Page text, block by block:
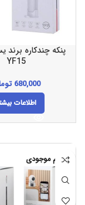
پنکه چندکاره
YF15
680,000
اطلاعات
اتمام موجودی